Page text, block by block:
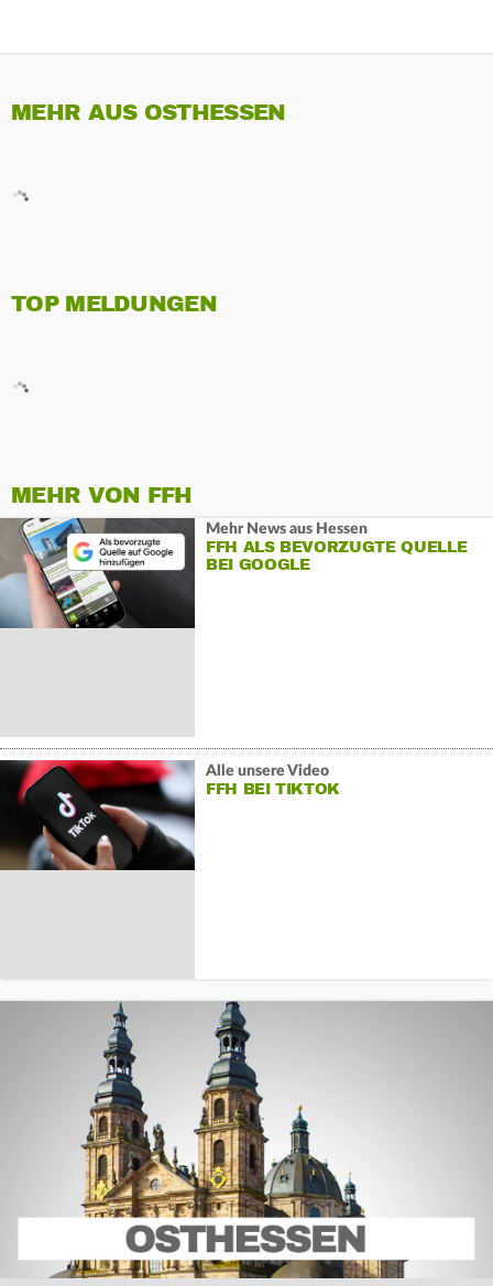
MEHR AUS OSTHESSEN
TOP MELDUNGEN
MEHR VON FFH
Mehr News aus Hessen
FFH ALS BEVORZUGTE QUELLE
BEI GOOGLE
Alle unsere Video
FFH BEI TIKTOK